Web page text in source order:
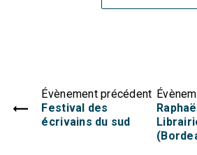
Évènement précédent
Festival des
écrivains du sud